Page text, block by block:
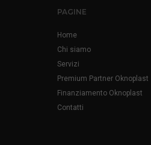
PAGINE
Home
Chi siamo
Servizi
Premium Partner Oknoplast
Finanziamento Oknoplast
Contatti